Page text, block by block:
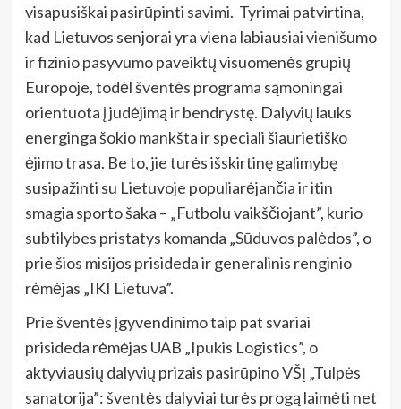
visapusiškai pasirūpinti savimi. Tyrimai patvirtina,
kad Lietuvos senjorai yra viena labiausiai vienišumo
ir fizinio pasyvumo paveiktų visuomenės grupių
Europoje, todėl šventės programa sąmoningai
orientuota į judėjimą ir bendrystę. Dalyvių lauks
energinga šokio mankšta ir speciali šiaurietiško
ėjimo trasa. Be to, jie turės išskirtinę galimybę
susipažinti su Lietuvoje populiarėjančia ir itin
smagia sporto šaka – „Futbolu vaikščiojant”, kurio
subtilybes pristatys komanda „Sūduvos palėdos”, o
prie šios misijos prisideda ir generalinis renginio
rėmėjas „IKI Lietuva”.
Prie šventės įgyvendinimo taip pat svariai
prisideda rėmėjas UAB „Ipukis Logistics”, o
aktyviausių dalyvių prizais pasirūpino VŠĮ „Tulpės
sanatorija”: šventės dalyviai turės progą laimėti net